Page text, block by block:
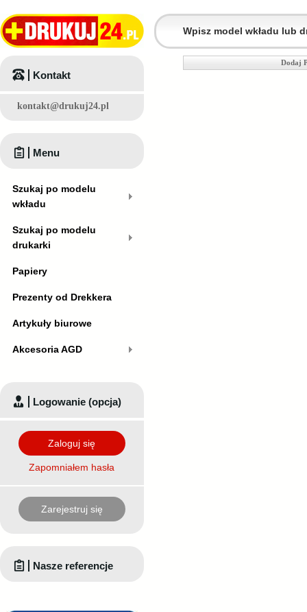
Dodaj
Kontakt
kontakt@drukuj24.pl
Menu
Szukaj po modelu
wkładu
Szukaj po modelu
drukarki
Papiery
Prezenty od Drekkera
Artykuły biurowe
Akcesoria AGD
Logowanie (opcja)
Zaloguj się
Zapomniałem hasła
Zarejestruj się
Nasze referencje